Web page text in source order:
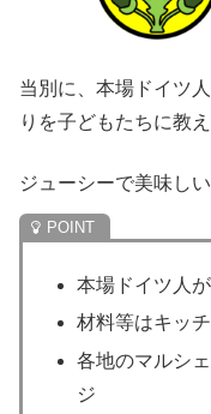
当別に、本場ドイツ
りを子どもたちに教え
ジューシーで美味し
本場ドイツ人
材料等はキッ
各地のマルシ
ジ